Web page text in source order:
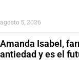
Amanda Isabel,
antiedad y es el
agosto 5, 2026